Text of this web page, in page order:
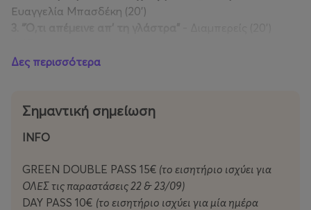
Ευαγγελία Μπασδέκη (20’)
5. “SuperWoman”- Ομάδα Μετακίνηση (20’)
Δευτέρα 22/09/2025 εδώ:
object-performance-competition-22/09-day-pass
Τρίτη 23 Σεπτεμβρίου
"Symbiosis"- Phos Dance Collective (15’)
Δες περισσότερα
Σημαντική σημείωση
INFO
GREEN DOUBLE PASS 15€ (το εισητήριο ισχύει για
ΟΛΕΣ τις παραστάσεις 22 & 23/09)
DAY PASS 10€ (το εισητήριο ισχύει για μία ημέρα